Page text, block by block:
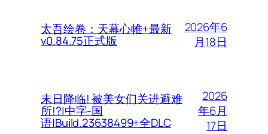
太吾绘卷：天幕心帷+最新
v0.84.75正式版
2026年6
月18日
末日降临! 被美女们关进避难
所!?|中字-国
语|Build.23638499+全DLC
2026
年6月
17日